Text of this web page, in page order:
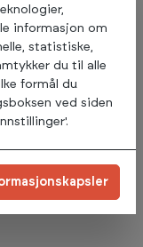
gir deg godt
seksjonene på
å finne samme
eller benkpress.
like bra i et
informasjon om
statistiske,
du til alle
formål du
ved siden